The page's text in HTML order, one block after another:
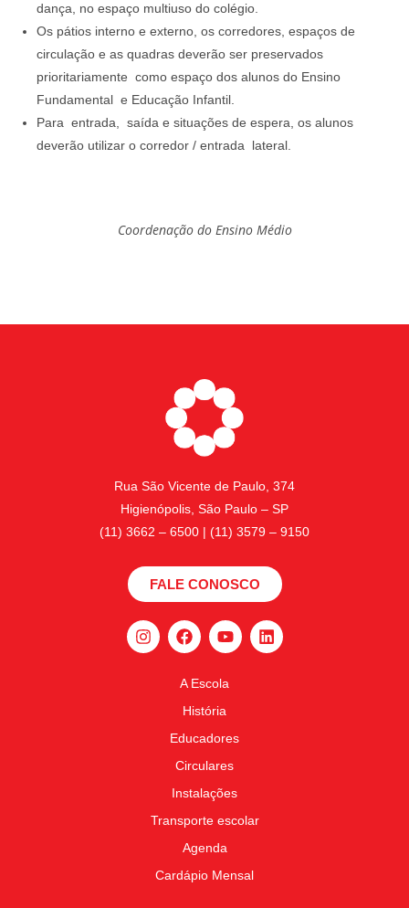
dança, no espaço multiuso do colégio.
Os pátios interno e externo, os corredores, espaços de
circulação e as quadras deverão ser preservados
prioritariamente como espaço dos alunos do Ensino
Fundamental e Educação Infantil.
Para entrada, saída e situações de espera, os alunos
deverão utilizar o corredor / entrada lateral.
Coordenação do Ensino Médio
Rua São Vicente de Paulo, 374
Higienópolis, São Paulo – SP
(11) 3662 – 6500 | (11) 3579 – 9150
FALE CONOSCO
A Escola
História
Educadores
Circulares
Instalações
Transporte escolar
Agenda
Cardápio Mensal